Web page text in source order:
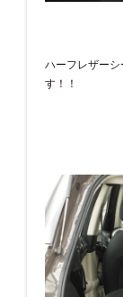
ハーフレザー
す！！